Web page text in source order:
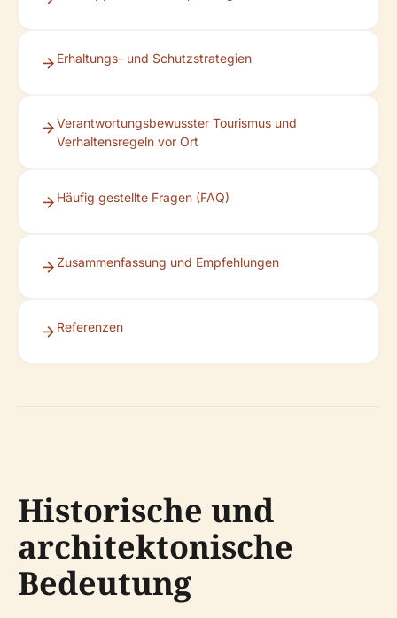
Erhaltungs- und Schutzstrategien
Verantwortungsbewusster Tourismus und
Verhaltensregeln vor Ort
Häufig gestellte Fragen (FAQ)
Zusammenfassung und Empfehlungen
Referenzen
Historische und
architektonische
Bedeutung